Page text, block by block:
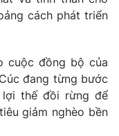
cách phát triển
cuộc đồng bộ của
đang từng bước
lợi thế đồi rừng để
giảm nghèo bền